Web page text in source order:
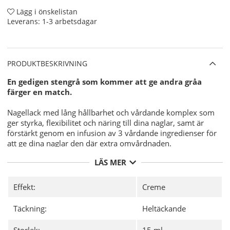
Lägg i önskelistan
Leverans: 1-3 arbetsdagar
PRODUKTBESKRIVNING
En gedigen stengrå som kommer att ge andra gråa
färger en match.
Nagellack med lång hållbarhet och vårdande komplex som
ger styrka, flexibilitet och näring till dina naglar, samt är
förstärkt genom en infusion av 3 vårdande ingredienser för
att ge dina naglar den där extra omvårdnaden.
7-dagars hållbarhet med unika
CND
LÄS MER
Effekt: Creme
Täckning: Heltäckande